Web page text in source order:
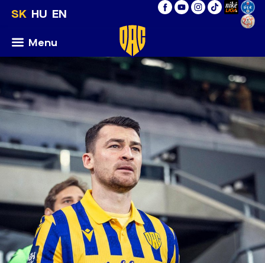
SK HU EN
Menu